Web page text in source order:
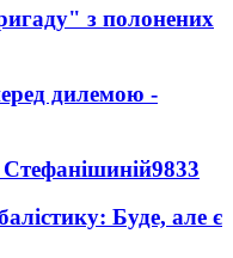
з полонених
дилемою -
Стефанішиній9833
Буде, але є